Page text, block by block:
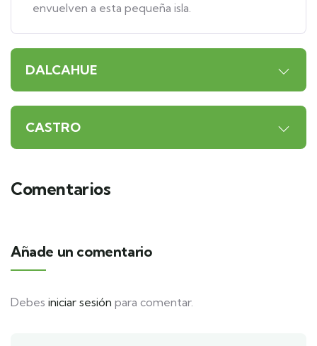
envuelven a esta pequeña isla.
DALCAHUE
CASTRO
Comentarios
Añade un comentario
Debes iniciar sesión para comentar.